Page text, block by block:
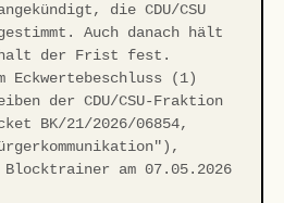
die CDU/CSU
Auch danach hält
der Frist fest.
Eckwertebeschluss (1)
der CDU/CSU-Fraktion
BK/21/2026/06854,
am 07.05.2026